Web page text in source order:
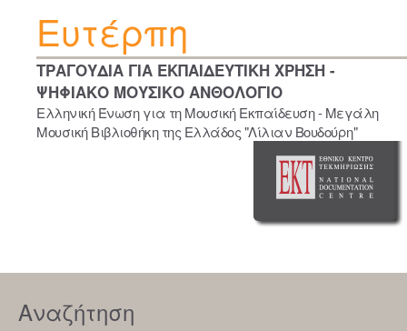
Ευτέρπη
ΤΡΑΓΟΥΔΙΑ ΓΙΑ ΕΚΠΑΙΔΕΥΤΙΚΗ ΧΡΗΣΗ -
ΨΗΦΙΑΚΟ ΜΟΥΣΙΚΟ ΑΝΘΟΛΟΓΙΟ
Ελληνική Ένωση για τη Μουσική Εκπαίδευση - Μεγάλη
Μουσική Βιβλιοθήκη της Ελλάδος "Λίλιαν Βουδούρη"
Αναζήτηση